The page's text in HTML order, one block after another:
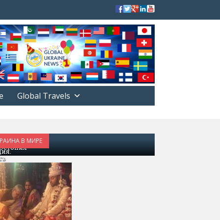
Global Travels
В МИРЕ